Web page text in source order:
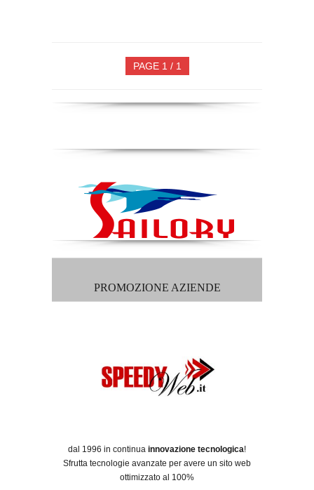
PAGE 1 / 1
PROMOZIONE AZIENDE
dal 1996 in continua innovazione tecnologica!
Sfrutta tecnologie avanzate per avere un sito web
ottimizzato al 100%